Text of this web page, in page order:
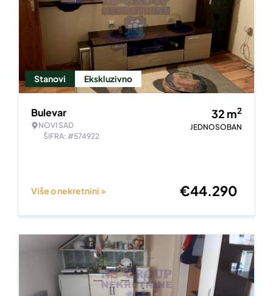
Stanovi Ekskluzivno
Bulevar
NOVI SAD
ŠIFRA: #574922
32 m2
JEDNOSOBAN
Više o nekretnini > €44.290